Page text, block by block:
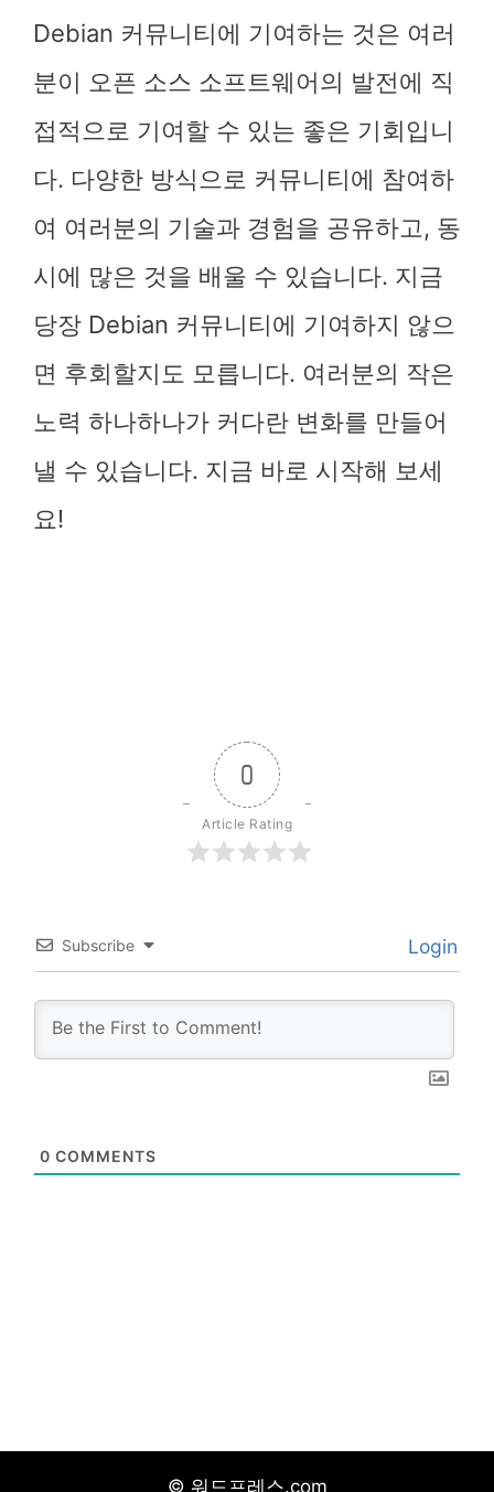
Debian 커뮤니티에 기여하는 것은 여러
분이 오픈 소스 소프트웨어의 발전에 직
접적으로 기여할 수 있는 좋은 기회입니
다. 다양한 방식으로 커뮤니티에 참여하
여 여러분의 기술과 경험을 공유하고, 동
시에 많은 것을 배울 수 있습니다. 지금
당장 Debian 커뮤니티에 기여하지 않으
면 후회할지도 모릅니다. 여러분의 작은
노력 하나하나가 커다란 변화를 만들어
낼 수 있습니다. 지금 바로 시작해 보세
요!
0
Article Rating
Subscribe Login
0 COMMENTS
© 워드프레스.com